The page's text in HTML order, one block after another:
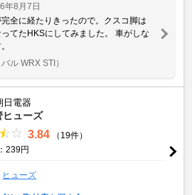
年8月7日
全に経たりきったので。クスコ脚は
てたHKSにしてみました。 車がしな
ル WRX STI）
日電器
ヒューズ
3.84
（19件）
239円
ヒューズ